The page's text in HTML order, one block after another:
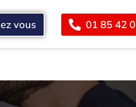
vous 01 85 42